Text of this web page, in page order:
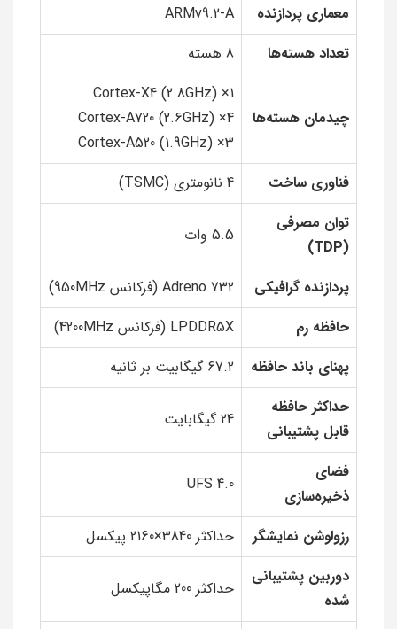
معماری پردازنده
ARMv9.2-A
تعداد هسته‌ها
8 هسته
چیدمان هسته‌ها
1× Cortex-X4 (2.8GHz)
4× Cortex-A720 (2.6GHz)
3× Cortex-A520 (1.9GHz)
فناوری ساخت
4 نانومتری (TSMC)
توان مصرفی
(TDP)
5.5 وات
پردازنده گرافیکی
Adreno 732 (فرکانس 950MHz)
حافظه رم
LPDDR5X (فرکانس 4200MHz)
پهنای باند حافظه
67.2 گیگابیت بر ثانیه
حداکثر حافظه
قابل پشتیبانی
24 گیگابایت
فضای
ذخیره‌سازی
UFS 4.0
رزولوشن نمایشگر
حداکثر 3840×2160 پیکسل
دوربین پشتیبانی
شده
حداکثر 200 مگاپیکسل